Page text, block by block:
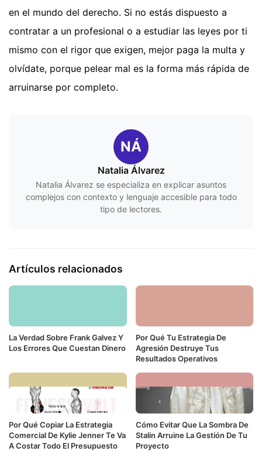
en el mundo del derecho. Si no estás dispuesto a
contratar a un profesional o a estudiar las leyes por ti
mismo con el rigor que exigen, mejor paga la multa y
olvídate, porque pelear mal es la forma más rápida de
arruinarse por completo.
NÁ
Natalia Álvarez
Natalia Álvarez se especializa en explicar asuntos
complejos con contexto y lenguaje accesible para todo
tipo de lectores.
Artículos relacionados
La Verdad Sobre Frank Galvez Y
Los Errores Que Cuestan Dinero
Por Qué Tu Estrategia De
Agresión Destruye Tus
Resultados Operativos
Por Qué Copiar La Estrategia
Comercial De Kylie Jenner Te Va
A Costar Todo El Presupuesto
Cómo Evitar Que La Sombra De
Stalin Arruine La Gestión De Tu
Proyecto